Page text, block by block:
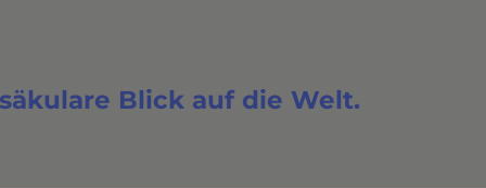
Blick auf die Welt.